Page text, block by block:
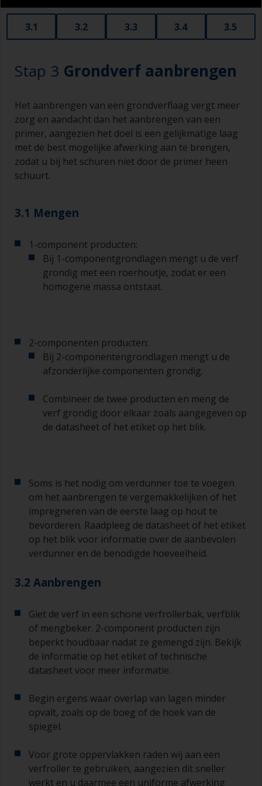
3.1 3.2 3.3 3.4 3.5
Stap 3 Grondverf aanbrengen
Het aanbrengen van een grondverflaag vergt meer
zorg en aandacht dan het aanbrengen van een
primer, aangezien het doel is een gelijkmatige laag
met de best mogelijke afwerking aan te brengen,
zodat u bij het schuren niet door de primer heen
schuurt.
3.1 Mengen
1-component producten:
Bij 1-componentgrondlagen mengt u de verf
grondig met een roerhoutje, zodat er een
homogene massa ontstaat.
2-componenten producten:
Bij 2-componentengrondlagen mengt u de
afzonderlijke componenten grondig.
Combineer de twee producten en meng de
verf grondig door elkaar zoals aangegeven op
de datasheet of het etiket op het blik.
Soms is het nodig om verdunner toe te voegen
om het aanbrengen te vergemakkelijken of het
impregneren van de eerste laag op hout te
bevorderen. Raadpleeg de datasheet of het etiket
op het blik voor informatie over de aanbevolen
verdunner en de benodigde hoeveelheid.
3.2 Aanbrengen
Giet de verf in een schone verfrollerbak, verfblik
of mengbeker. 2-component producten zijn
beperkt houdbaar nadat ze gemengd zijn. Bekijk
de informatie op het etiket of technische
datasheet voor meer informatie.
Begin ergens waar overlap van lagen minder
opvalt, zoals op de boeg of de hoek van de
spiegel.
Voor grote oppervlakken raden wij aan een
verfroller te gebruiken, aangezien dit sneller
werkt en u daarmee een uniforme afwerking